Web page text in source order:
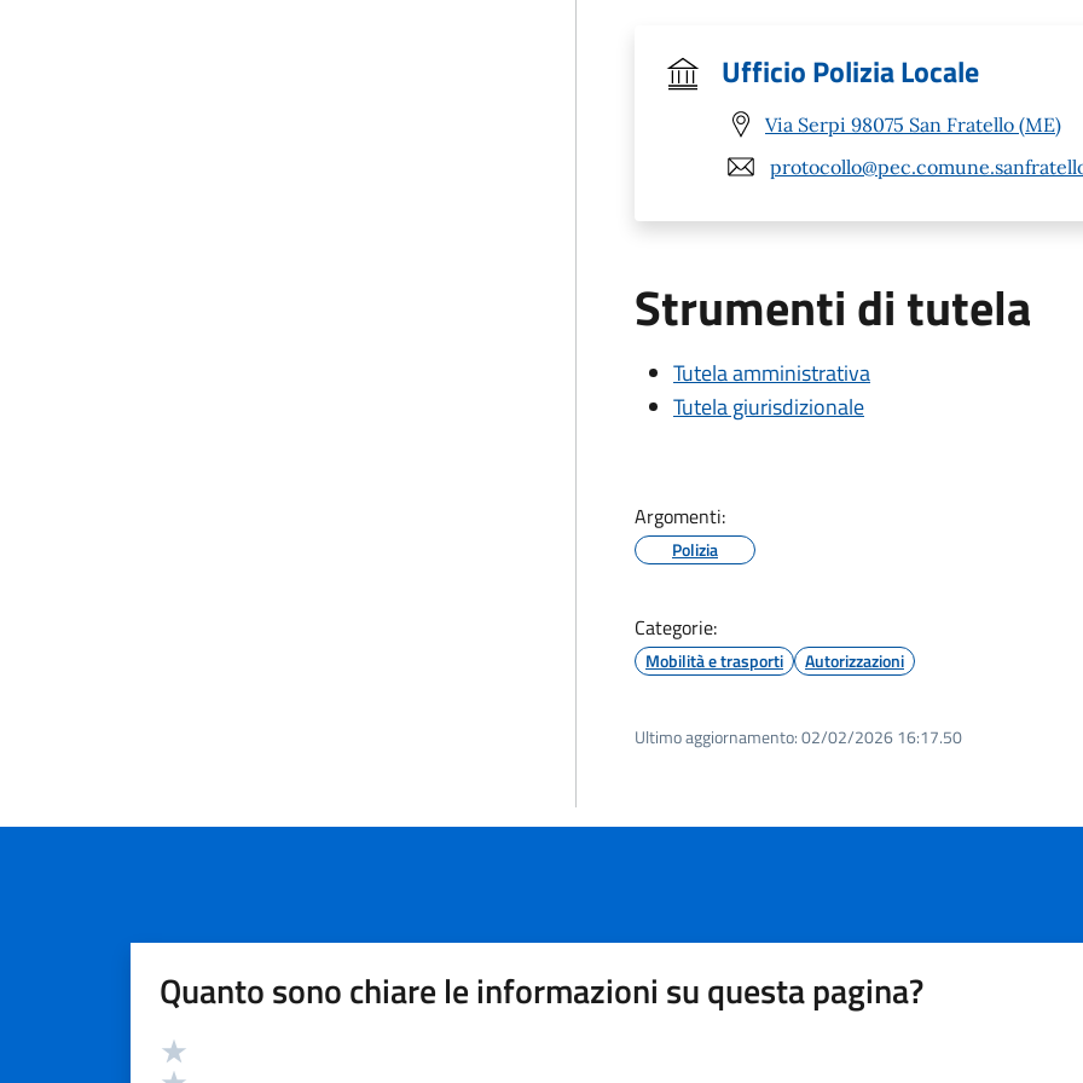
Ufficio Polizia Locale
Via Serpi 98075 San Fratello (ME)
Strumenti di tutela
Tutela amministrativa
Tutela giurisdizionale
Argomenti:
Polizia
Categorie:
Mobilità e trasporti Autorizzazioni
Ultimo aggiornamento:02/02/2026 16:17.50
Quanto sono chiare le informazioni su questa pagina?
Valutazione